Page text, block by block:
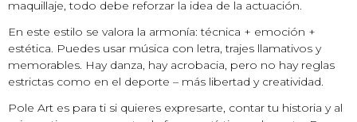
maquillaje, todo debe reforzar la idea de la actuación.
En este estilo se valora la armonía: técnica + emoción +
estética. Puedes usar música con letra, trajes llamativos y
memorables. Hay danza, hay acrobacia, pero no hay reglas
estrictas como en el deporte – más libertad y creatividad.
Pole Art es para ti si quieres expresarte, contar tu historia y al